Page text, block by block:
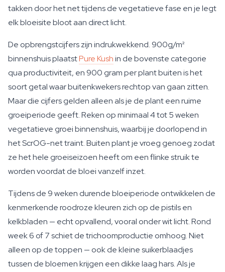
takken door het net tijdens de vegetatieve fase en je legt
elk bloeisite bloot aan direct licht.
De opbrengstcijfers zijn indrukwekkend. 900g/m²
binnenshuis plaatstPure Kushin de bovenste categorie
qua productiviteit, en 900 gram per plant buiten is het
soort getal waar buitenkwekers rechtop van gaan zitten.
Maar die cijfers gelden alleen als je de plant een ruime
groeiperiode geeft. Reken op minimaal 4 tot 5 weken
vegetatieve groei binnenshuis, waarbij je doorlopend in
het ScrOG-net traint. Buiten plant je vroeg genoeg zodat
ze het hele groeiseizoen heeft om een flinke struik te
worden voordat de bloei vanzelf inzet.
Tijdens de 9 weken durende bloeiperiode ontwikkelen de
kenmerkende roodroze kleuren zich op de pistils en
kelkbladen — echt opvallend, vooral onder wit licht. Rond
week 6 of 7 schiet de trichoomproductie omhoog. Niet
alleen op de toppen — ook de kleine suikerblaadjes
tussen de bloemen krijgen een dikke laag hars. Als je